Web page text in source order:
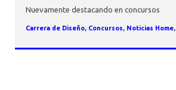
Nuevamente destacando en concursos
Carrera de Diseño, Concursos, Noticias Home,